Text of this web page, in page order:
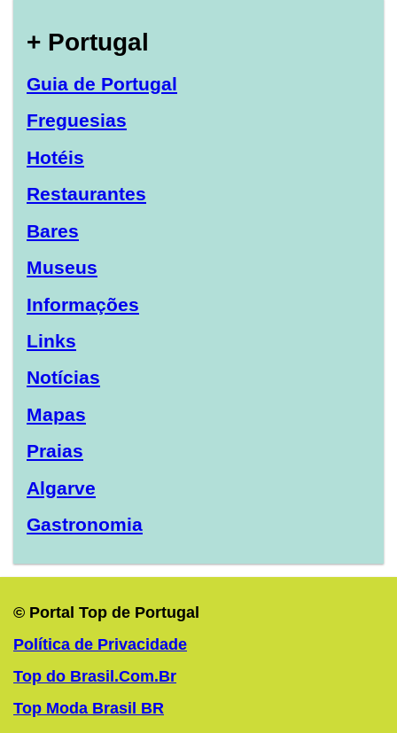
+ Portugal
Guia de Portugal
Freguesias
Hotéis
Restaurantes
Bares
Museus
Informações
Links
Notícias
Mapas
Praias
Algarve
Gastronomia
© Portal Top de Portugal
Política de Privacidade
Top do Brasil.Com.Br
Top Moda Brasil BR